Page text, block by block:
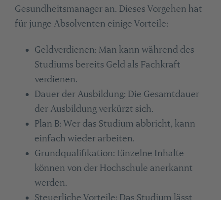
Gesundheitsmanager an. Dieses Vorgehen hat
für junge Absolventen einige Vorteile:
Geldverdienen: Man kann während des
Studiums bereits Geld als Fachkraft
verdienen.
Dauer der Ausbildung: Die Gesamtdauer
der Ausbildung verkürzt sich.
Plan B: Wer das Studium abbricht, kann
einfach wieder arbeiten.
Grundqualifikation: Einzelne Inhalte
können von der Hochschule anerkannt
werden.
Steuerliche Vorteile: Das Studium lässt